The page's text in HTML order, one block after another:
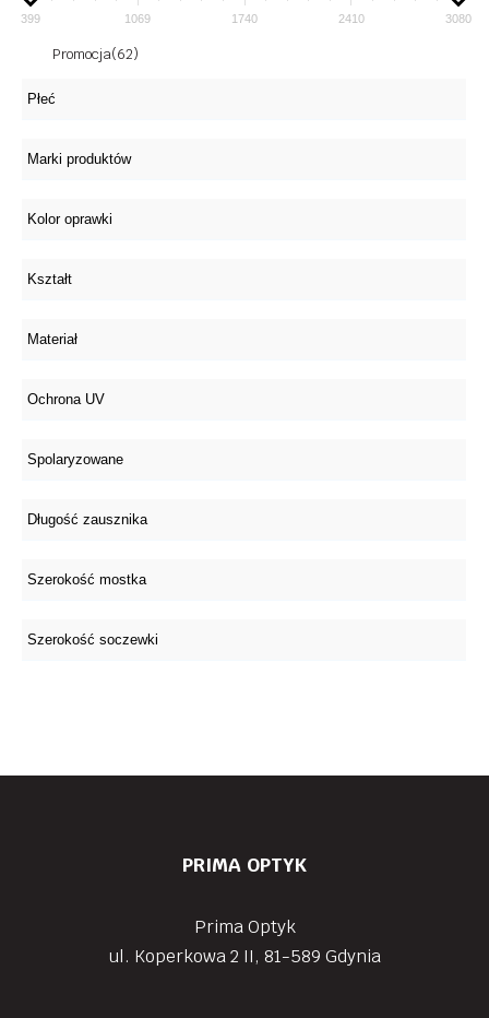
399 1069 1740 2410 3080
Promocja(62)
PRIMA OPTYK
Prima Optyk
ul. Koperkowa 2 II, 81-589 Gdynia